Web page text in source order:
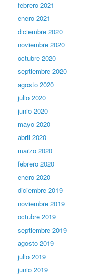
febrero 2021
enero 2021
diciembre 2020
noviembre 2020
octubre 2020
septiembre 2020
agosto 2020
julio 2020
junio 2020
mayo 2020
abril 2020
marzo 2020
febrero 2020
enero 2020
diciembre 2019
noviembre 2019
octubre 2019
septiembre 2019
agosto 2019
julio 2019
junio 2019